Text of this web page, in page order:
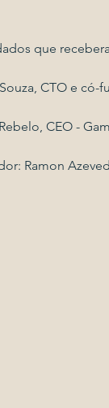
que
CTO e có-
CEO -
Ramon